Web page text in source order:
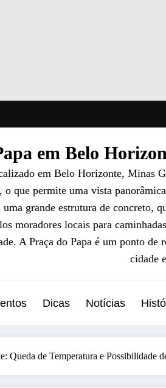
em Belo
em Belo Horizonte, Minas
que permite uma vista
grande estrutura de concreto,
moradores locais para
A Praça do Papa é um ponto
cidade
Dicas Notícias
Queda de Temperatura e Possibilidade